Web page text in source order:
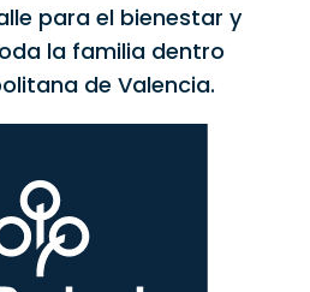
para el bienestar y
la familia dentro
de Valencia.